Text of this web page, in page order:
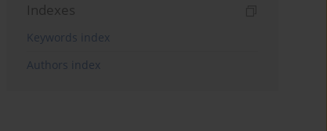
Indexes
Keywords index
Authors index